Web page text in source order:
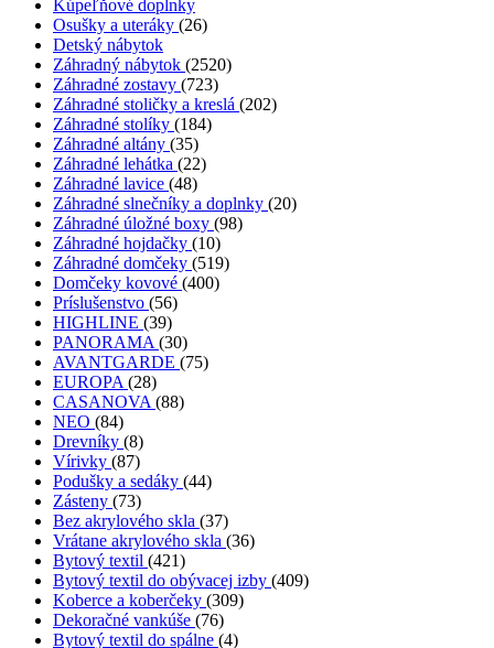
Kúpeľňové doplnky
Osušky a uteráky (26)
Detský nábytok
Záhradný nábytok (2520)
Záhradné zostavy (723)
Záhradné stoličky a kreslá (202)
Záhradné stolíky (184)
Záhradné altány (35)
Záhradné lehátka (22)
Záhradné lavice (48)
Záhradné slnečníky a doplnky (20)
Záhradné úložné boxy (98)
Záhradné hojdačky (10)
Záhradné domčeky (519)
Domčeky kovové (400)
Príslušenstvo (56)
HIGHLINE (39)
PANORAMA (30)
AVANTGARDE (75)
EUROPA (28)
CASANOVA (88)
NEO (84)
Drevníky (8)
Vírivky (87)
Podušky a sedáky (44)
Zásteny (73)
Bez akrylového skla (37)
Vrátane akrylového skla (36)
Bytový textil (421)
Bytový textil do obývacej izby (409)
Koberce a koberčeky (309)
Dekoračné vankúše (76)
Bytový textil do spálne (4)